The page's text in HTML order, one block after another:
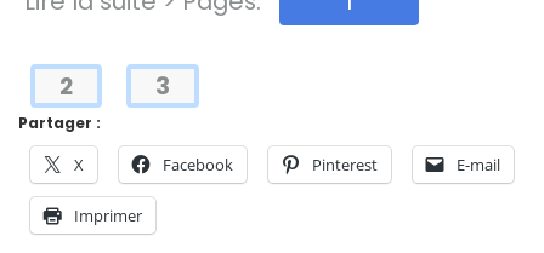
Partager :
X Facebook Pinterest E-mail
Imprimer
2 3